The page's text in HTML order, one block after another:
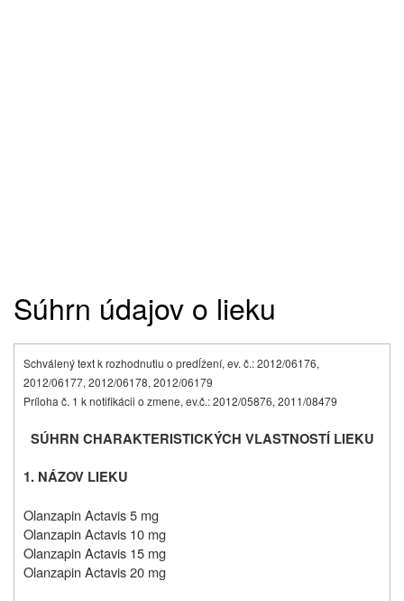
Súhrn údajov o lieku
Schválený text k rozhodnutiu o predĺžení, ev. č.: 2012/06176,
2012/06177, 2012/06178, 2012/06179
Príloha č. 1 k notifikácii o zmene, ev.č.: 2012/05876, 2011/08479
SÚHRN CHARAKTERISTICKÝCH VLASTNOSTÍ LIEKU
1. NÁZOV LIEKU
Olanzapin Actavis 5 mg
Olanzapin Actavis 10 mg
Olanzapin Actavis 15 mg
Olanzapin Actavis 20 mg